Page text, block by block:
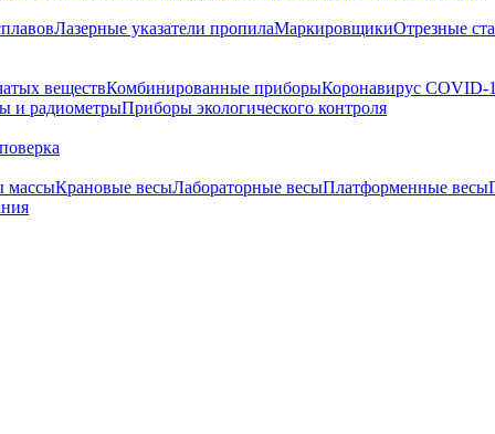
Лазерные указатели пропилаМаркировщикиОтрезные
веществКомбинированные приборыКоронавирус COVID-
и радиометрыПриборы экологического контроля
массыКрановые весыЛабораторные весыПлатформенные весы